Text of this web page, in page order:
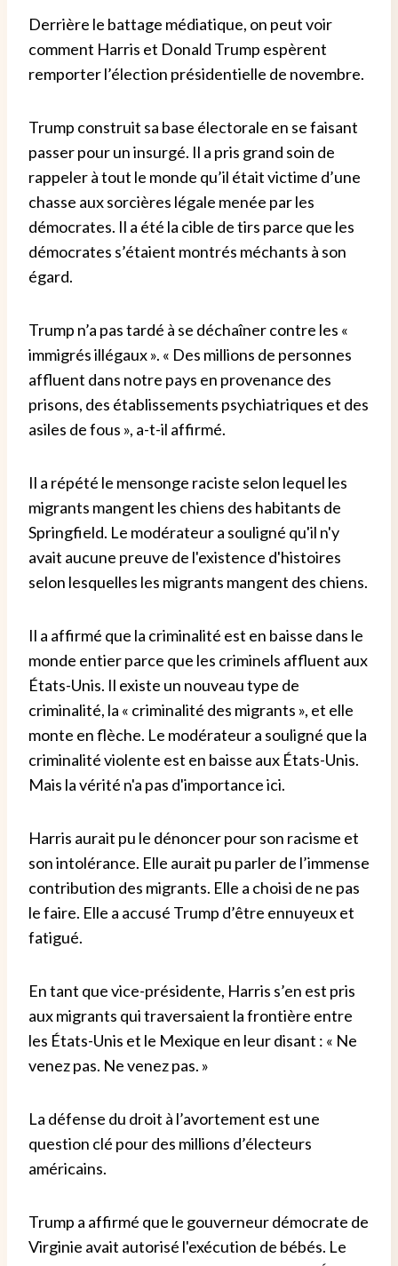
Derrière le battage médiatique, on peut voir
comment Harris et Donald Trump espèrent
remporter l’élection présidentielle de novembre.
Trump construit sa base électorale en se faisant
passer pour un insurgé. Il a pris grand soin de
rappeler à tout le monde qu’il était victime d’une
chasse aux sorcières légale menée par les
démocrates. Il a été la cible de tirs parce que les
démocrates s’étaient montrés méchants à son
égard.
Trump n’a pas tardé à se déchaîner contre les «
immigrés illégaux ». « Des millions de personnes
affluent dans notre pays en provenance des
prisons, des établissements psychiatriques et des
asiles de fous », a-t-il affirmé.
Il a répété le mensonge raciste selon lequel les
migrants mangent les chiens des habitants de
Springfield. Le modérateur a souligné qu'il n'y
avait aucune preuve de l'existence d'histoires
selon lesquelles les migrants mangent des chiens.
Il a affirmé que la criminalité est en baisse dans le
monde entier parce que les criminels affluent aux
États-Unis. Il existe un nouveau type de
criminalité, la « criminalité des migrants », et elle
monte en flèche. Le modérateur a souligné que la
criminalité violente est en baisse aux États-Unis.
Mais la vérité n'a pas d'importance ici.
Harris aurait pu le dénoncer pour son racisme et
son intolérance. Elle aurait pu parler de l’immense
contribution des migrants. Elle a choisi de ne pas
le faire. Elle a accusé Trump d’être ennuyeux et
fatigué.
En tant que vice-présidente, Harris s’en est pris
aux migrants qui traversaient la frontière entre
les États-Unis et le Mexique en leur disant : « Ne
venez pas. Ne venez pas. »
La défense du droit à l’avortement est une
question clé pour des millions d’électeurs
américains.
Trump a affirmé que le gouverneur démocrate de
Virginie avait autorisé l'exécution de bébés. Le